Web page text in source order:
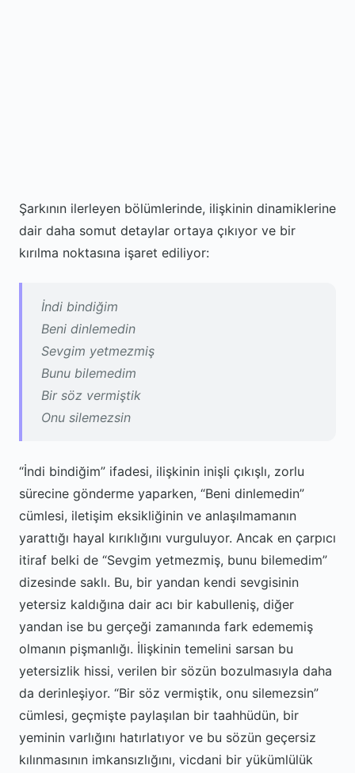
Şarkının ilerleyen bölümlerinde, ilişkinin dinamiklerine
dair daha somut detaylar ortaya çıkıyor ve bir
kırılma noktasına işaret ediliyor:
İndi bindiğim
Beni dinlemedin
Sevgim yetmezmiş
Bunu bilemedim
Bir söz vermiştik
Onu silemezsin
“İndi bindiğim” ifadesi, ilişkinin inişli çıkışlı, zorlu
sürecine gönderme yaparken, “Beni dinlemedin”
cümlesi, iletişim eksikliğinin ve anlaşılmamanın
yarattığı hayal kırıklığını vurguluyor. Ancak en çarpıcı
itiraf belki de “Sevgim yetmezmiş, bunu bilemedim”
dizesinde saklı. Bu, bir yandan kendi sevgisinin
yetersiz kaldığına dair acı bir kabulleniş, diğer
yandan ise bu gerçeği zamanında fark edememiş
olmanın pişmanlığı. İlişkinin temelini sarsan bu
yetersizlik hissi, verilen bir sözün bozulmasıyla daha
da derinleşiyor. “Bir söz vermiştik, onu silemezsin”
cümlesi, geçmişte paylaşılan bir taahhüdün, bir
yeminin varlığını hatırlatıyor ve bu sözün geçersiz
kılınmasının imkansızlığını, vicdani bir yükümlülük